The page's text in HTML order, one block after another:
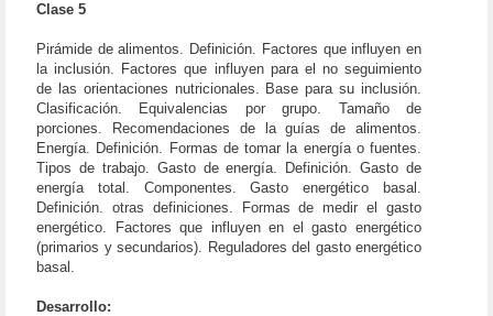
Clase 5
Pirámide de alimentos. Definición. Factores que influyen en
la inclusión. Factores que influyen para el no seguimiento
de las orientaciones nutricionales. Base para su inclusión.
Clasificación. Equivalencias por grupo. Tamaño de
porciones. Recomendaciones de la guías de alimentos.
Energía. Definición. Formas de tomar la energía o fuentes.
Tipos de trabajo. Gasto de energía. Definición. Gasto de
energía total. Componentes. Gasto energético basal.
Definición. otras definiciones. Formas de medir el gasto
energético. Factores que influyen en el gasto energético
(primarios y secundarios). Reguladores del gasto energético
basal.
Desarrollo: